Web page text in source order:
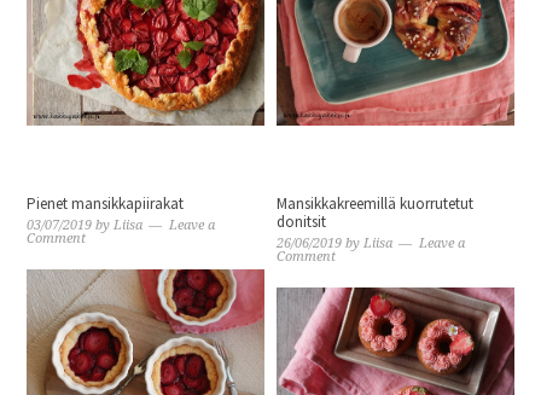
Pienet mansikkapiirakat
03/07/2019 byLiisa
Leave a
Comment
Mansikkakreemillä kuorrutetut
donitsit
26/06/2019 byLiisa
Leave a
Comment